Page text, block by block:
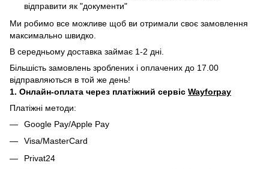
відправити як "документи"
Ми робимо все можливе щоб ви отримали своє замовлення
максимально швидко.
В середньому доставка займає 1-2 дні.
Більшість замовлень зроблених і оплачених до 17.00
відправляються в той же день!
1. Онлайн-оплата через платіжний сервіс Wayforpay
Платіжні методи:
Google Pay/Apple Pay
Visa/MasterCard
Privat24